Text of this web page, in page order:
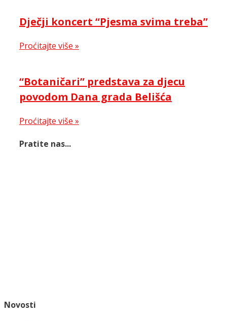
Dječji koncert “Pjesma svima treba”
Proćitajte više »
“Botaničari” predstava za djecu
povodom Dana grada Belišća
Proćitajte više »
Pratite nas...
Novosti